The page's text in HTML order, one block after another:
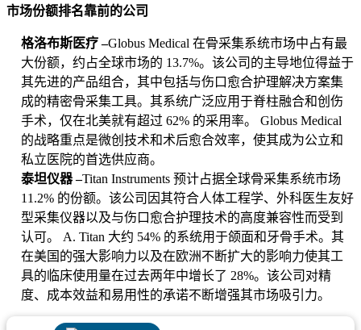
市场份额排名靠前的公司
格洛布斯医疗 –Globus Medical 在骨采集系统市场中占有最
大份额，约占全球市场的 13.7%。该公司的主导地位得益于
其先进的产品组合，其中包括与伤口愈合护理解决方案集
成的精密骨采集工具。其系统广泛应用于脊柱融合和创伤
手术，仅在北美就有超过 62% 的采用率。 Globus Medical
的战略重点是微创技术和术后愈合效率，使其成为公立和
私立医院的首选供应商。
泰坦仪器 –Titan Instruments 预计占据全球骨采集系统市场
11.2% 的份额。该公司因其符合人体工程学、外科医生友好
型采集仪器以及与伤口愈合护理技术的高度兼容性而受到
认可。 A. Titan 大约 54% 的系统用于颌面和牙骨手术。其
在美国的强大影响力以及在欧洲不断扩大的影响力使其工
具的临床使用量在过去两年中增长了 28%。该公司对精
度、成本效益和易用性的承诺不断增强其市场吸引力。